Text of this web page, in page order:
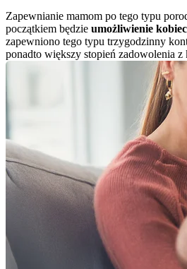
Zapewnianie mamom po tego typu
początkiem będzie umożliwienie
zapewniono tego typu trzygodzinny
ponadto większy stopień zadowolenia z